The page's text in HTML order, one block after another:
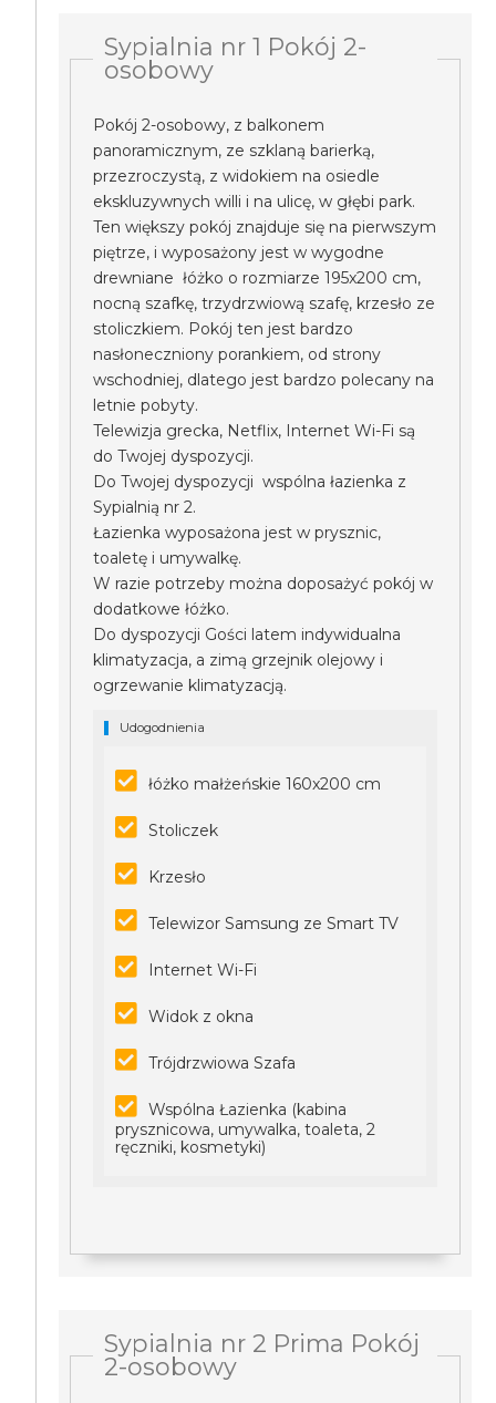
Sypialnia nr 1 Pokój 2-
osobowy
Pokój 2-osobowy, z balkonem
panoramicznym, ze szklaną barierką,
przezroczystą, z widokiem na osiedle
ekskluzywnych willi i na ulicę, w głębi park.
Ten większy pokój znajduje się na pierwszym
piętrze, i wyposażony jest w wygodne
drewniane łóżko o rozmiarze 195x200 cm,
nocną szafkę, trzydrzwiową szafę, krzesło ze
stoliczkiem. Pokój ten jest bardzo
nasłoneczniony porankiem, od strony
wschodniej, dlatego jest bardzo polecany na
letnie pobyty.
Telewizja grecka, Netflix, Internet Wi-Fi są
do Twojej dyspozycji.
Do Twojej dyspozycji wspólna łazienka z
Sypialnią nr 2.
Łazienka wyposażona jest w prysznic,
toaletę i umywalkę.
W razie potrzeby można doposażyć pokój w
dodatkowe łóżko.
Do dyspozycji Gości latem indywidualna
klimatyzacja, a zimą grzejnik olejowy i
ogrzewanie klimatyzacją.
Udogodnienia
łóżko małżeńskie 160x200 cm
Stoliczek
Krzesło
Telewizor Samsung ze Smart TV
Internet Wi-Fi
Widok z okna
Trójdrzwiowa Szafa
Wspólna Łazienka (kabina
prysznicowa, umywalka, toaleta, 2
ręczniki, kosmetyki)
Sypialnia nr 2 Prima Pokój
2-osobowy